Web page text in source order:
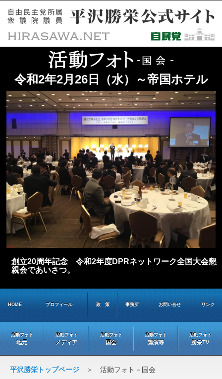
令和2年2月26日（水）～帝国ホテル
創立20周年記念 令和2年度DPRネットワーク全国大会懇
親会であいさつ。
HOME プロフィール 政 策 事務所 お問い合せ リンク
活動フォト
地元
活動フォト
メディア
活動フォト
国会
活動フォト
講演等
活動フォト
勝栄TV
平沢勝栄トップページ ＞ 活動フォト－国会